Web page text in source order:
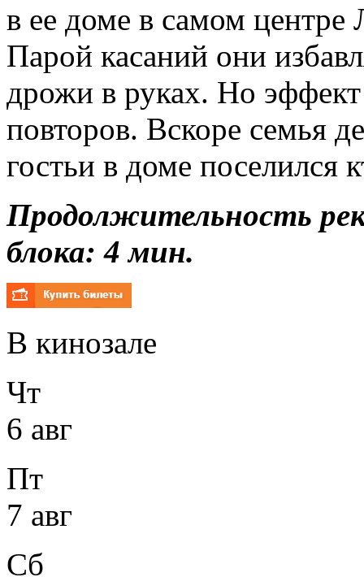
в ее доме в самом центре
Парой касаний они
дрожи в руках. Но
повторов. Вскоре семья
гостьи в доме поселился
Продолжительность
блока: 4 мин.
В кинозале
Чт
6 авг
Пт
7 авг
Сб